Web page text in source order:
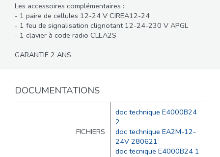
Les accessoires complémentaires :
- 1 paire de cellules 12-24 V CIREA12-24
- 1 feu de signalisation clignotant 12-24-230 V APGL
- 1 clavier à code radio CLEA2S
GARANTIE 2 ANS
DOCUMENTATIONS
FICHIERS
doc technique E4000B24
2
doc technique EA2M-12-
24V 280621
doc tecnique E4000B24 1